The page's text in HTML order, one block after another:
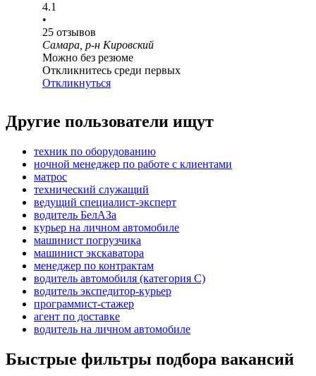
4.1
•
25 отзывов
Самара, р-н Кировский
Можно без резюме
Откликнитесь среди первых
Откликнуться
Другие пользователи ищут
техник по оборудованию
ночной менеджер по работе с клиентами
матрос
технический служащий
ведущий специалист-эксперт
водитель БелАЗа
курьер на личном автомобиле
машинист погрузчика
машинист экскаватора
менеджер по контрактам
водитель автомобиля (категория C)
водитель экспедитор-курьер
программист-стажер
агент по доставке
водитель на личном автомобиле
Быстрые фильтры подбора вакансий